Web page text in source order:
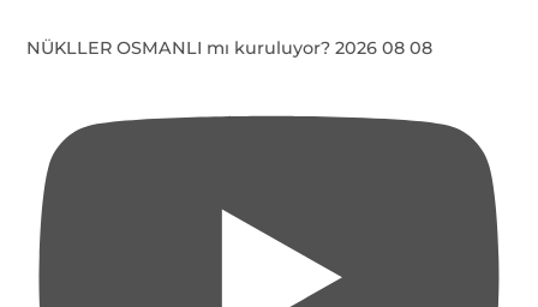
NÜKLLER OSMANLI mı kuruluyor? 2026 08 08